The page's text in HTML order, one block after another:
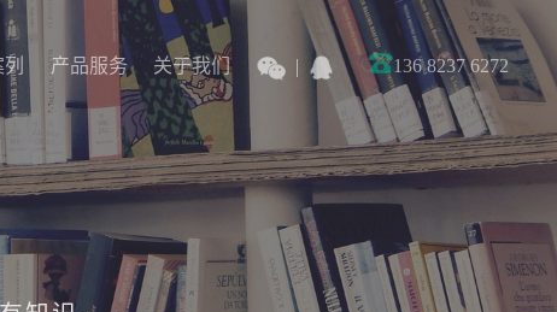
136 8237 6272
关于我们
关于我们
产品服务
产品服务
列